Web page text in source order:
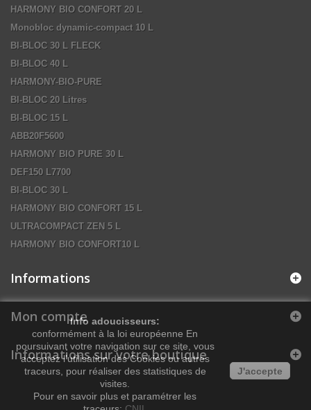
HARMONY BIO CONFORT 20 L
Monobloc dynamic-compact 10 L
BI-BLOC 30 L FLECK
BI-BLOC 40 L
HARMONY-BIO-PURE
BI-BLOC 20 Litres
BI-BLOC 15 L
ABB20F5600
HARMONY BIO PURE 30 L
DEF150 L7700
BI-BLOC 30 L
HARMONY BIO CONFORT 15 L
ULTRACOMPACT ZEN 5 L
HARMONY BIO CONFORT10 L
Informations
Mon compte
Informations sur votre boutique
Info adoucisseurs:
conformément à la loi européenne En
poursuivant votre navigation sur ce site, vous
acceptez l’utilisation des Cookies ou autres
traceurs, pour réaliser des statistiques de
visites.
Pour en savoir plus et paramétrer les
J'accepte